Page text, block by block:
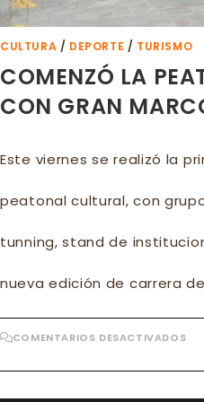
CULTURA / DEPORTE / TURISMO
COMENZÓ LA
CON GRAN
Este viernes se realizó la
peatonal cultural, con
tunning, stand de
nueva edición de carrera
COMENTARIOS DESACTIVADOSEN